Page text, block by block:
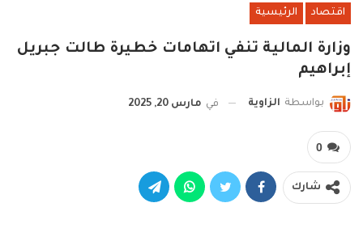
اقتصاد الرئيسية
وزارة المالية تنفي اتهامات خطيرة طالت جبريل
إبراهيم
بواسطة الزاوية في مارس 20, 2025
0
شارك